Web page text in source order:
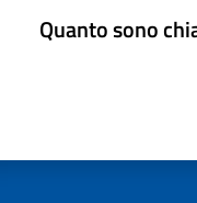
Quanto sono